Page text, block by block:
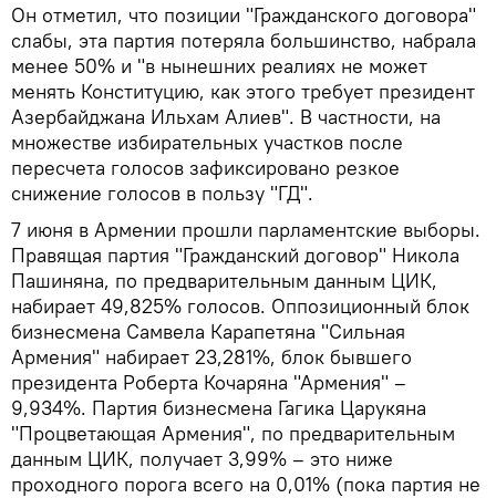
Он отметил, что позиции "Гражданского договора"
слабы, эта партия потеряла большинство, набрала
менее 50% и "в нынешних реалиях не может
менять Конституцию, как этого требует президент
Азербайджана Ильхам Алиев". В частности, на
множестве избирательных участков после
пересчета голосов зафиксировано резкое
снижение голосов в пользу "ГД".
7 июня в Армении прошли парламентские выборы.
Правящая партия "Гражданский договор" Никола
Пашиняна, по предварительным данным ЦИК,
набирает 49,825% голосов. Оппозиционный блок
бизнесмена Самвела Карапетяна "Сильная
Армения" набирает 23,281%, блок бывшего
президента Роберта Кочаряна "Армения" –
9,934%. Партия бизнесмена Гагика Царукяна
"Процветающая Армения", по предварительным
данным ЦИК, получает 3,99% – это ниже
проходного порога всего на 0,01% (пока партия не